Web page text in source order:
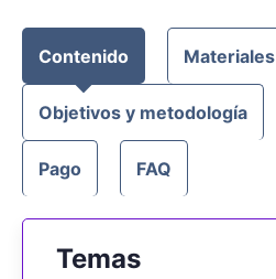
Contenido Materiales
Objetivos y metodología
Pago FAQ
Temas